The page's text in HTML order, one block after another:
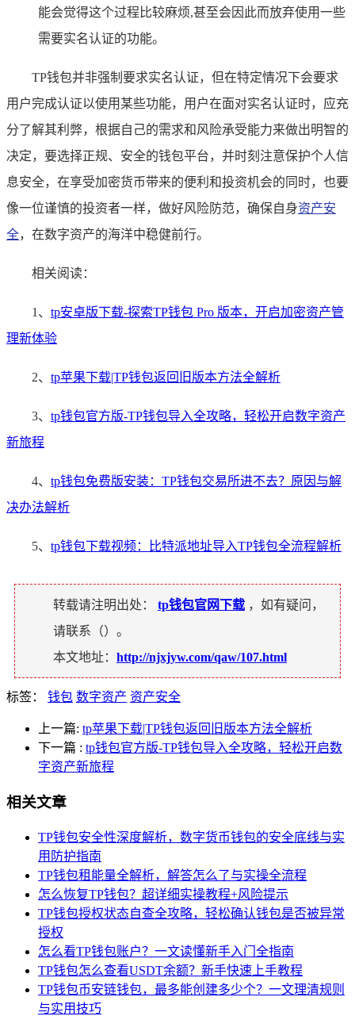
能会觉得这个过程比较麻烦,甚至会因此而放弃使用一些
需要实名认证的功能。
TP钱包并非强制要求实名认证，但在特定情况下会要求
用户完成认证以使用某些功能，用户在面对实名认证时，应充
分了解其利弊，根据自己的需求和风险承受能力来做出明智的
决定，要选择正规、安全的钱包平台，并时刻注意保护个人信
息安全，在享受加密货币带来的便利和投资机会的同时，也要
像一位谨慎的投资者一样，做好风险防范，确保自身资产安
全，在数字资产的海洋中稳健前行。
相关阅读：
1、 tp安卓版下载-探索TP钱包 Pro 版本，开启加密资产管
理新体验
2、 tp苹果下载|TP钱包返回旧版本方法全解析
3、 tp钱包官方版-TP钱包导入全攻略，轻松开启数字资产
新旅程
4、 tp钱包免费版安装：TP钱包交易所进不去？原因与解
决办法解析
5、 tp钱包下载视频：比特派地址导入TP钱包全流程解析
转载请注明出处： tp钱包官网下载 ，如有疑问，
请联系（ ）。
本文地址： http://njxjyw.com/qaw/107.html
标签： 钱包 数字资产 资产安全
上一篇: tp苹果下载|TP钱包返回旧版本方法全解析
下一篇 : tp钱包官方版-TP钱包导入全攻略，轻松开启数
字资产新旅程
相关文章
TP钱包安全性深度解析，数字货币钱包的安全底线与实
用防护指南
TP钱包租能量全解析，解答怎么了与实操全流程
怎么恢复TP钱包？超详细实操教程+风险提示
TP钱包授权状态自查全攻略，轻松确认钱包是否被异常
授权
怎么看TP钱包账户？一文读懂新手入门全指南
TP钱包怎么查看USDT余额？新手快速上手教程
TP钱包币安链钱包，最多能创建多少个？一文理清规则
与实用技巧